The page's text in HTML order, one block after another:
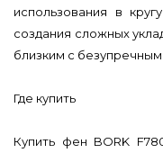
использования в
создания сложных
близким с безупречным
Где купить
Купить фен BORK